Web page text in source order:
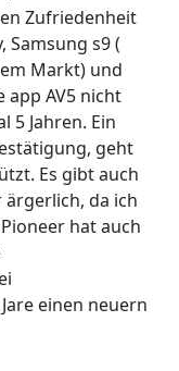
Zufriedenheit
Samsung s9 (
Markt) und
app AV5 nicht
5 Jahren. Ein
geht
Es gibt auch
da ich
hat auch
einen neuern